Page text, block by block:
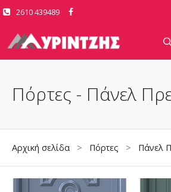
Μετάβαση
περιεχόμενο
2610 439489
Πόρτες - Πάνελ
Αρχική σελίδα > Πόρτες > Πάνελ